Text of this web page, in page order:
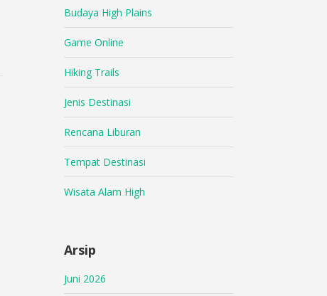
Budaya High Plains
Game Online
Hiking Trails
Jenis Destinasi
Rencana Liburan
Tempat Destinasi
Wisata Alam High
Arsip
Juni 2026